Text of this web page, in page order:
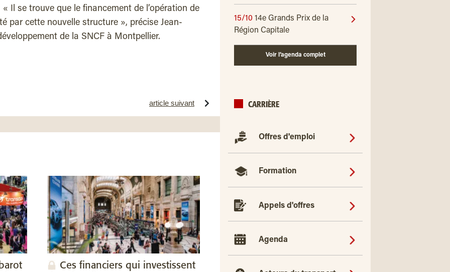
Il se trouve que le financement de l’opération de
par cette nouvelle structure », précise Jean-
de la SNCF à Montpellier.
article suivant
Ces financiers qui investissent
15/10 14e Grands Prix de la
Région Capitale
Voir l’agenda complet
CARRIÈRE
Offres d'emploi
Formation
Appels d'offres
Agenda